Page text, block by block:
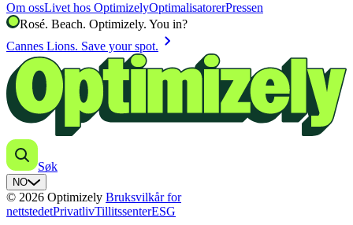
Om ossLivet hos OptimizelyOptimalisatorerPressen
Rosé. Beach. Optimizely. You in?
Cannes Lions. Save your spot. chevron_right
Søk
NO
© 2026 Optimizely Bruksvilkår for
nettstedetPrivatlivTillitssenterESG